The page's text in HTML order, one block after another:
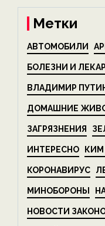
Метки
АВТОМОБИЛИ
БОЛЕЗНИ И
ВЛАДИМИР
ДОМАШНИЕ
ЗАГРЯЗНЕНИЯ
ИНТЕРЕСНО КИМ
КОРОНАВИРУС
МИНОБОРОНЫ
НОВОСТИ